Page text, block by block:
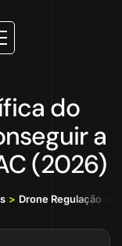
do
a
(2026)
> Drone Regulação